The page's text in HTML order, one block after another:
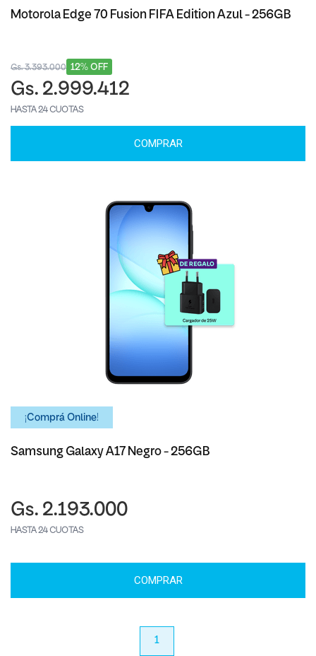
Motorola Edge 70 Fusion FIFA Edition Azul - 256GB
12% OFF
Gs. 3.393.000
Gs. 2.999.412
HASTA 24 CUOTAS
COMPRAR
¡Comprá Online!
Samsung Galaxy A17 Negro - 256GB
Gs. 2.193.000
HASTA 24 CUOTAS
COMPRAR
1